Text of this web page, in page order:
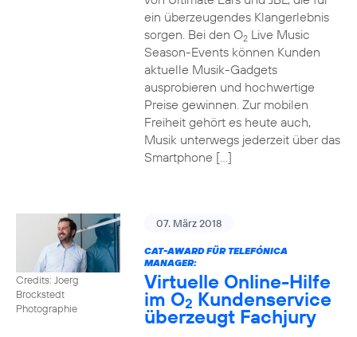
ein überzeugendes Klangerlebnis
sorgen. Bei den O2Live Music
Season-Events können Kunden
aktuelle Musik-Gadgets
ausprobieren und hochwertige
Preise gewinnen. Zur mobilen
Freiheit gehört es heute auch,
Musik unterwegs jederzeit über das
Smartphone […]
Credits: Joerg
Brockstedt
Photographie
07. März 2018
CAT-AWARD FÜR TELEFÓNICA
MANAGER:
Virtuelle Online-Hilfe
im O2 Kundenservice
überzeugt Fachjury